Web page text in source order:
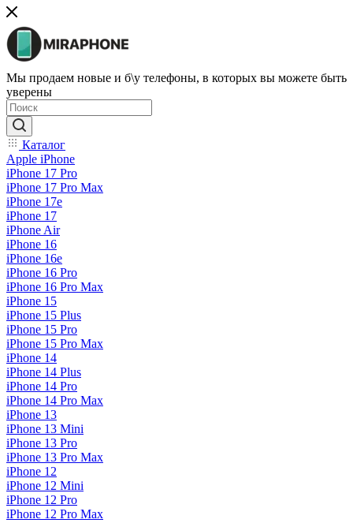
Мы продаем новые и б\у телефоны, в которых вы можете быть
уверены
Каталог
Apple iPhone
iPhone 17 Pro
iPhone 17 Pro Max
iPhone 17e
iPhone 17
iPhone Air
iPhone 16
iPhone 16e
iPhone 16 Pro
iPhone 16 Pro Max
iPhone 15
iPhone 15 Plus
iPhone 15 Pro
iPhone 15 Pro Max
iPhone 14
iPhone 14 Plus
iPhone 14 Pro
iPhone 14 Pro Max
iPhone 13
iPhone 13 Mini
iPhone 13 Pro
iPhone 13 Pro Max
iPhone 12
iPhone 12 Mini
iPhone 12 Pro
iPhone 12 Pro Max